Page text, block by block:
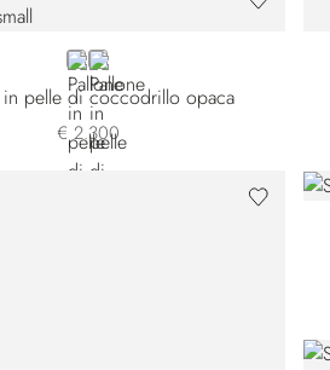
BLUEORANGE
in pelle di coccodrillo opaca
€ 2.300